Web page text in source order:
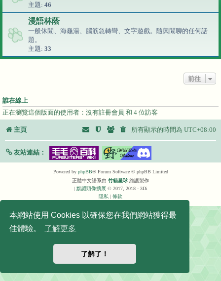
本網站使用 Cookies 以確保您在我們網站獲得最
佳體驗。
了解更多
了解了！
主題: 46
漫語林蔭
一般休閒、海龜湯、腦筋急轉彎、文字遊戲。隨興閒聊的任何話
題。
主題: 33
前往
誰在線上
正在瀏覽這個版面的使用者：沒有註冊會員 和 4 位訪客
主頁 所有顯示的時間為 UTC+08:00
友站連結：
Powered by phpBB® Forum Software © phpBB Limited
正體中文語系由 竹貓星球 維護製作
| 默認頭像擴展 © 2017, 2018 - 3Di
隱私 | 條款